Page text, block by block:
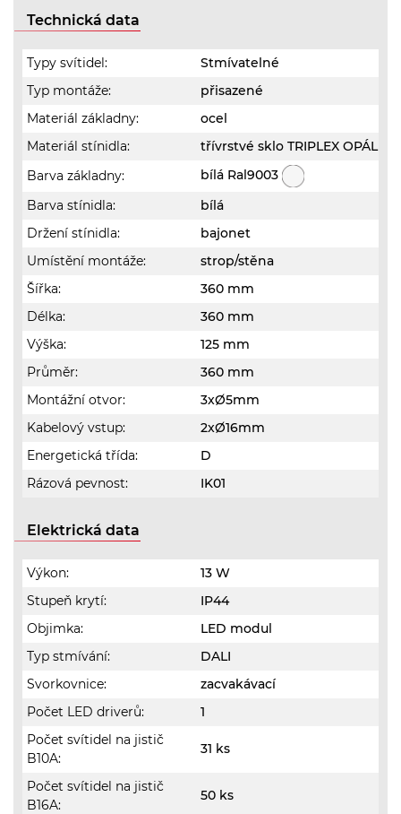
Technická data
Typy svítidel:
Stmívatelné
Typ montáže:
přisazené
Materiál základny:
ocel
Materiál stínidla:
třívrstvé sklo TRIPLEX OPÁL
Barva základny:
bílá Ral9003
Barva stínidla:
bílá
Držení stínidla:
bajonet
Umístění montáže:
strop/stěna
Šířka:
360 mm
Délka:
360 mm
Výška:
125 mm
Průměr:
360 mm
Montážní otvor:
3xØ5mm
Kabelový vstup:
2xØ16mm
Energetická třída:
D
Rázová pevnost:
IK01
Elektrická data
Výkon:
13 W
Stupeň krytí:
IP44
Objimka:
LED modul
Typ stmívání:
DALI
Svorkovnice:
zacvakávací
Počet LED driverů:
1
Počet svítidel na jistič
B10A:
31 ks
Počet svítidel na jistič
B16A:
50 ks